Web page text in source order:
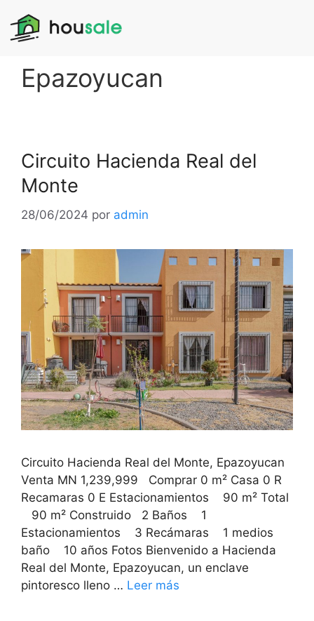
Epazoyucan
Circuito Hacienda Real del
Monte
28/06/2024 por admin
Circuito Hacienda Real del Monte, Epazoyucan
Venta MN 1,239,999 Comprar 0 m² Casa 0 R
Recamaras 0 E Estacionamientos 90 m² Total
90 m² Construido 2 Baños 1
Estacionamientos 3 Recámaras 1 medios
baño 10 años Fotos Bienvenido a Hacienda
Real del Monte, Epazoyucan, un enclave
pintoresco lleno … Leer más